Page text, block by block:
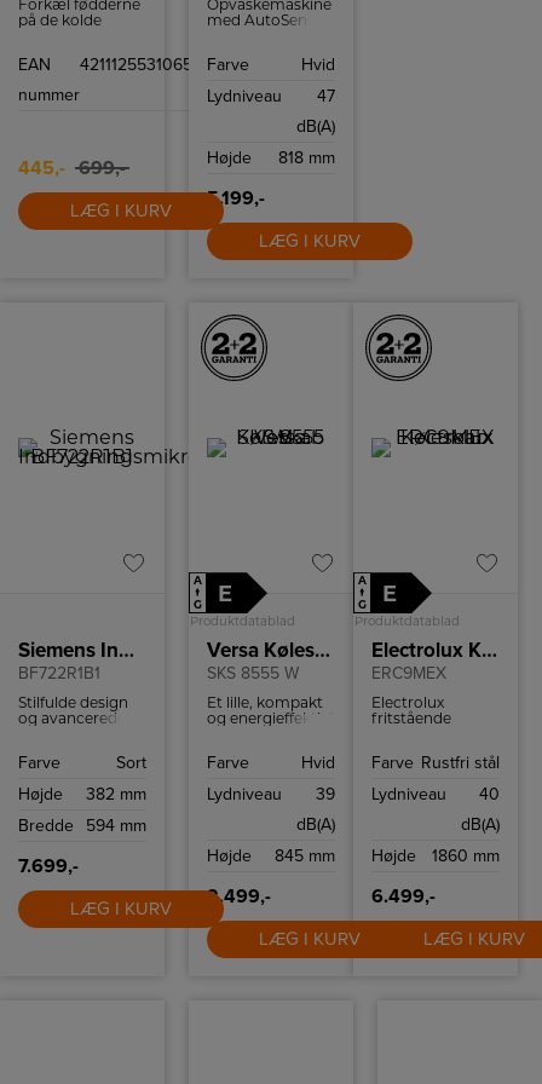
Forkæl fødderne
på de kolde
fodvarmer. Det
luner i sig selv,
temperaturkontrol,
kan du hurtigt få
varmen i
fødderne.
EAN
nummer
4211125531065
445,- 699,-
LÆG I KURV
Opvaskemaskine
med AutoSense,
Spray Arm.
Farve
Hvid
Lydniveau
47
dB(A)
Højde
818 mm
5.199,-
LÆG I KURV
Siemens Indbygningsmikroovn
BF722R1B1
Stilfulde design
og avancerede
indbyggede
et perfekt
køkkenet. Du får
og effektivitet
indbygget i et
kompakt og
stilfuldt produkt.
Farve
Sort
Højde
382 mm
Bredde
594 mm
7.699,-
LÆG I KURV
A
↑
G
E
Produktdatablad
Versa Køleskab
SKS 8555 W
Et lille, kompakt
og energieffektivt
liter.
Farve
Hvid
Lydniveau
39
dB(A)
Højde
845 mm
2.499,-
LÆG I KURV
A
↑
G
E
Produktdatablad
Electrolux Køleskab
ERC9MEX
Electrolux
fritstående
L.
Farve Rustfri stål
Lydniveau
40
dB(A)
Højde
1860 mm
6.499,-
LÆG I KURV